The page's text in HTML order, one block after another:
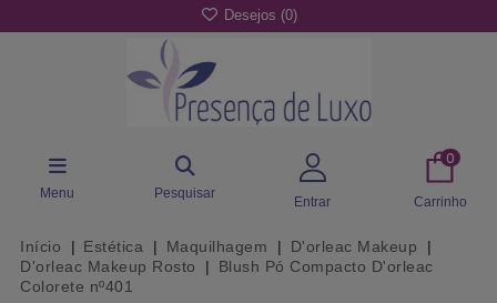
Desejos (0)
Menu Pesquisar
Entrar
0
Carrinho
Início Estética Maquilhagem
D'orleac Makeup
D'orleac Makeup Rosto
Blush Pó Compacto D'orleac
Colorete nº401